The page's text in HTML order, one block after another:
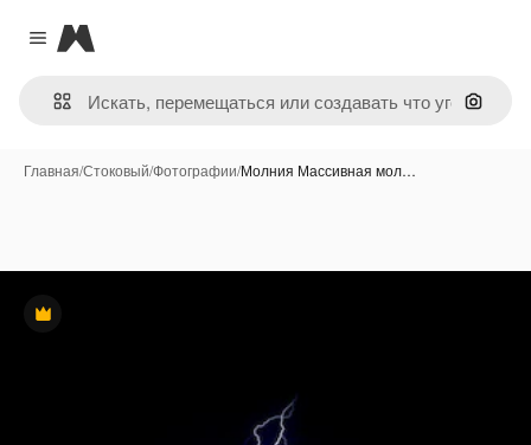
Close menu
Magnific
Поиск
Главная/Стоковый/Фотографии/Молния Массивная мол…
Премиум